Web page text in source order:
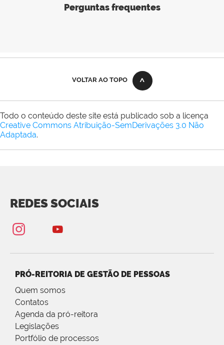
Perguntas frequentes
VOLTAR AO TOPO
Todo o conteúdo deste site está publicado sob a licença
Creative Commons Atribuição-SemDerivações 3.0 Não
Adaptada.
REDES SOCIAIS
PRÓ-REITORIA DE GESTÃO DE PESSOAS
Quem somos
Contatos
Agenda da pró-reitora
Legislações
Portfólio de processos